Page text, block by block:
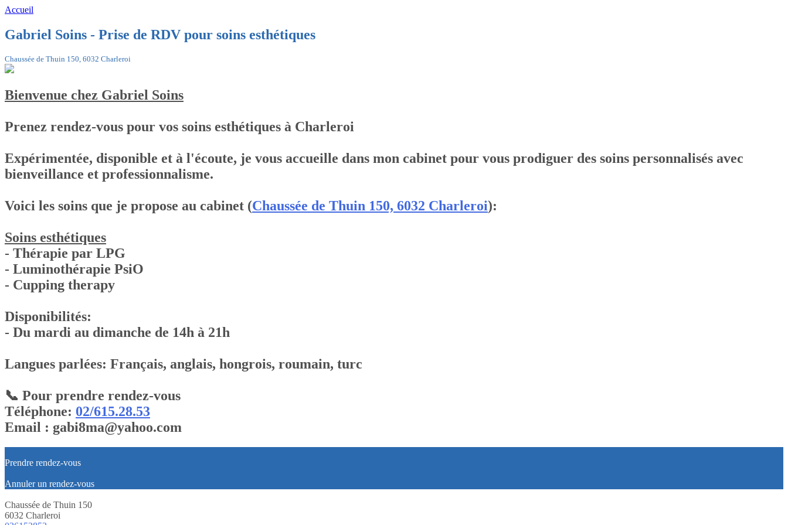
Accueil
Gabriel Soins - Prise de RDV pour soins esthétiques
Chaussée de Thuin 150, 6032 Charleroi
Bienvenue chez Gabriel Soins
Prenez rendez-vous pour vos soins esthétiques à Charleroi
Expérimentée, disponible et à l'écoute, je vous accueille dans mon cabinet pour vous prodiguer des soins personnalisés avec
bienveillance et professionnalisme.
Voici les soins que je propose au cabinet (Chaussée de Thuin 150, 6032 Charleroi):
Soins esthétiques
- Thérapie par LPG
- Luminothérapie PsiO
- Cupping therapy
Disponibilités:
- Du mardi au dimanche de 14h à 21h
Langues parlées: Français, anglais, hongrois, roumain, turc
📞 Pour prendre rendez-vous
Téléphone: 02/615.28.53
Email : gabi8ma@yahoo.com
Prendre rendez-vous
Annuler un rendez-vous
Chaussée de Thuin 150
6032 Charleroi